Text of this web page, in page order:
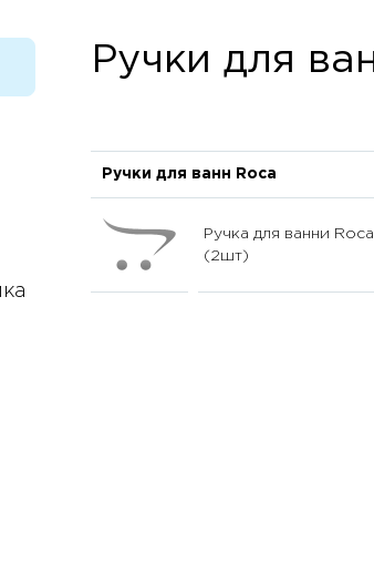
Ручки для
Ручки для ванн Roca
Ручка для ванни
(2шт)